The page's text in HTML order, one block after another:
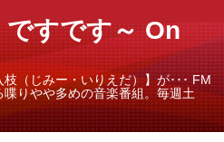
すです～ On
（じみー・いりえだ）】が･･･ FM
りやや多めの音楽番組。毎週土